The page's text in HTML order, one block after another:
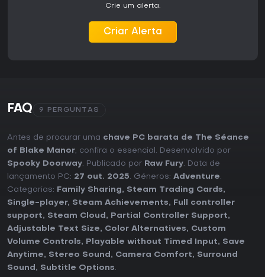
Crie um alerta.
Criar Alerta
FAQ 9 PERGUNTAS
Antes de procurar uma chave PC barata de The Séance
of Blake Manor, confira o essencial. Desenvolvido por
Spooky Doorway. Publicado por Raw Fury. Data de
lançamento PC: 27 out. 2025. Géneros: Adventure.
Categorias:
Family Sharing, Steam Trading Cards,
Single-player, Steam Achievements,
Full controller
support, Steam Cloud , Partial Controller Support,
Adjustable Text Size, Color Alternatives, Custom
Volume Controls, Playable without Timed Input, Save
Anytime, Stereo Sound , Camera Comfort, Surround
Sound , Subtitle Options.